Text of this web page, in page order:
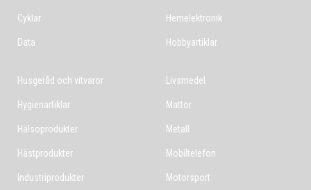
Cyklar
Data
Hemelektronik
Hobbyartiklar
Husgeråd och vitvaror
Hygienartiklar
Hälsoprodukter
Hästprodukter
Industriprodukter
Livsmedel
Mattor
Metall
Mobiltelefon
Motorsport